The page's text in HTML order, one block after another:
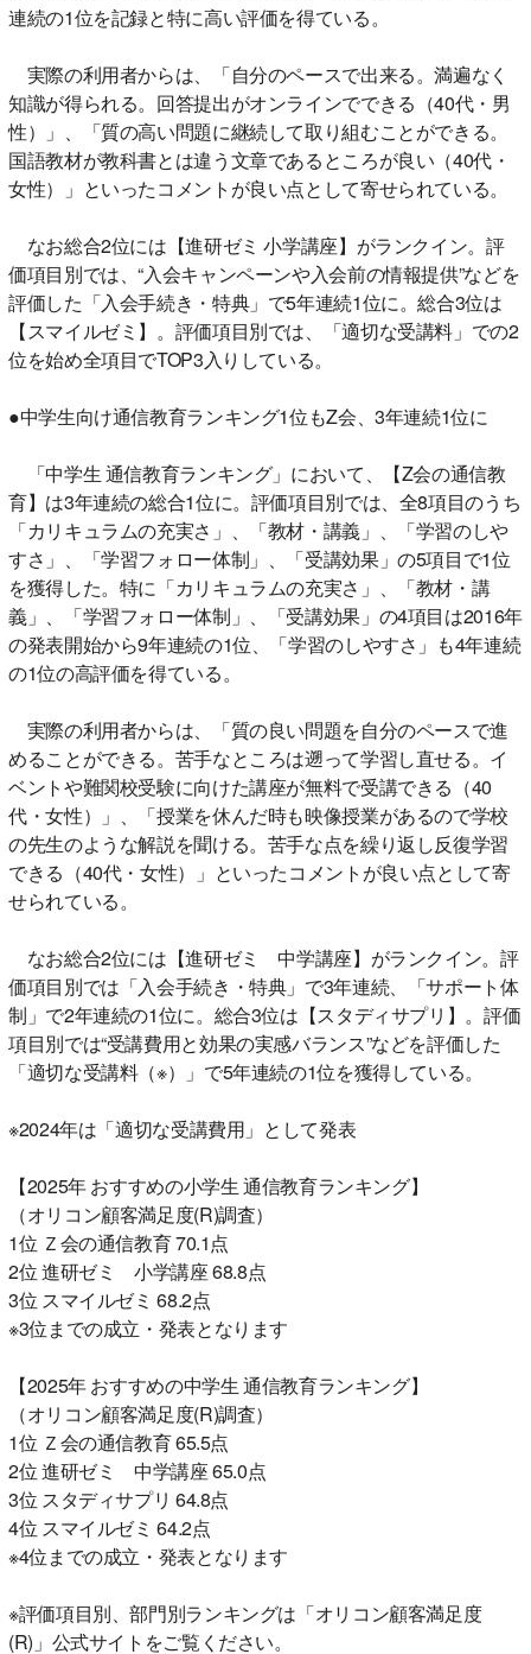
連続の1位を記録と特に高い評価を得ている。
実際の利用者からは、「自分のペースで出来る。満遍なく
知識が得られる。回答提出がオンラインでできる（40代・男
性）」、「質の高い問題に継続して取り組むことができる。
国語教材が教科書とは違う文章であるところが良い（40代・
女性）」といったコメントが良い点として寄せられている。
なお総合2位には【進研ゼミ 小学講座】がランクイン。評
価項目別では、“入会キャンペーンや入会前の情報提供”などを
評価した「入会手続き・特典」で5年連続1位に。総合3位は
【スマイルゼミ】。評価項目別では、「適切な受講料」での2
位を始め全項目でTOP3入りしている。
●中学生向け通信教育ランキング1位もZ会、3年連続1位に
「中学生 通信教育ランキング」において、【Z会の通信教
育】は3年連続の総合1位に。評価項目別では、全8項目のうち
「カリキュラムの充実さ」、「教材・講義」、「学習のしや
すさ」、「学習フォロー体制」、「受講効果」の5項目で1位
を獲得した。特に「カリキュラムの充実さ」、「教材・講
義」、「学習フォロー体制」、「受講効果」の4項目は2016年
の発表開始から9年連続の1位、「学習のしやすさ」も4年連続
の1位の高評価を得ている。
実際の利用者からは、「質の良い問題を自分のペースで進
めることができる。苦手なところは遡って学習し直せる。イ
ベントや難関校受験に向けた講座が無料で受講できる（40
代・女性）」、「授業を休んだ時も映像授業があるので学校
の先生のような解説を聞ける。苦手な点を繰り返し反復学習
できる（40代・女性）」といったコメントが良い点として寄
せられている。
なお総合2位には【進研ゼミ 中学講座】がランクイン。評
価項目別では「入会手続き・特典」で3年連続、「サポート体
制」で2年連続の1位に。総合3位は【スタディサプリ】。評価
項目別では“受講費用と効果の実感バランス”などを評価した
「適切な受講料（※）」で5年連続の1位を獲得している。
※2024年は「適切な受講費用」として発表
【2025年 おすすめの小学生 通信教育ランキング】
（オリコン顧客満足度(R)調査）
1位 Ｚ会の通信教育 70.1点
2位 進研ゼミ 小学講座 68.8点
3位 スマイルゼミ 68.2点
※3位までの成立・発表となります
【2025年 おすすめの中学生 通信教育ランキング】
（オリコン顧客満足度(R)調査）
1位 Ｚ会の通信教育 65.5点
2位 進研ゼミ 中学講座 65.0点
3位 スタディサプリ 64.8点
4位 スマイルゼミ 64.2点
※4位までの成立・発表となります
※評価項目別、部門別ランキングは「オリコン顧客満足度
(R)」公式サイトをご覧ください。